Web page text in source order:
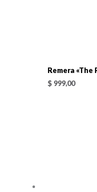
Remera «The
$ 999,00